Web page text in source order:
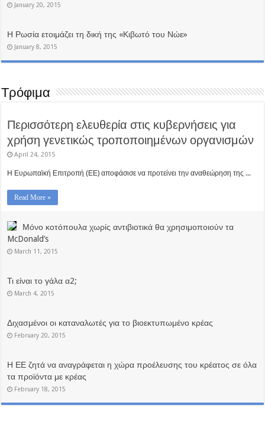
January 20, 2015
Η Ρωσία ετοιμάζει τη δική της «Κιβωτό του Νώε»
January 8, 2015
Τρόφιμα
Περισσότερη ελευθερία στις κυβερνήσεις για
χρήση γενετικώς τροποποιημένων οργανισμών
April 24, 2015
Η Ευρωπαϊκή Επιτροπή (ΕΕ) αποφάσισε να προτείνει την αναθεώρηση της ...
Read More »
Μόνο κοτόπουλα χωρίς αντιβιοτικά θα χρησιμοποιούν τα
McDonald’s
March 11, 2015
Τι είναι το γάλα α2;
March 4, 2015
Διχασμένοι οι καταναλωτές για το βιοεκτυπωμένο κρέας
February 20, 2015
Η ΕΕ ζητά να αναγράφεται η χώρα προέλευσης του κρέατος σε όλα
τα προϊόντα με κρέας
February 18, 2015